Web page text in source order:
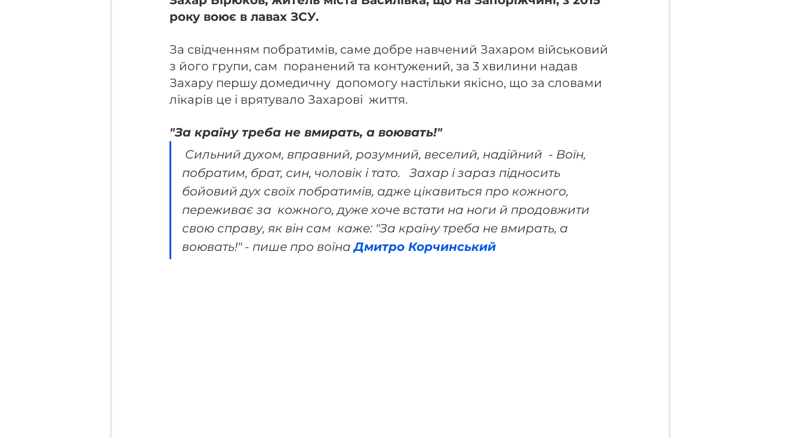
року воює в лавах ЗСУ.
За свідченням побратимів, саме добре навчений Захаром військовий
з його групи, сам  поранений та контужений, за 3 хвилини надав
Захару першу домедичну  допомогу настільки якісно, що за словами
лікарів це і врятувало Захарові  життя.
"За країну треба не вмирать, а воювать!"
побратим, брат, син, чоловік і тато.   Захар і зараз підносить
бойовий дух своїх побратимів, адже цікавиться про кожного,
переживає за  кожного, дуже хоче встати на ноги й продовжити
свою справу, як він сам  каже: "За країну треба не вмирать, а
воювать!" - пише про воїна Дмитро Корчинський